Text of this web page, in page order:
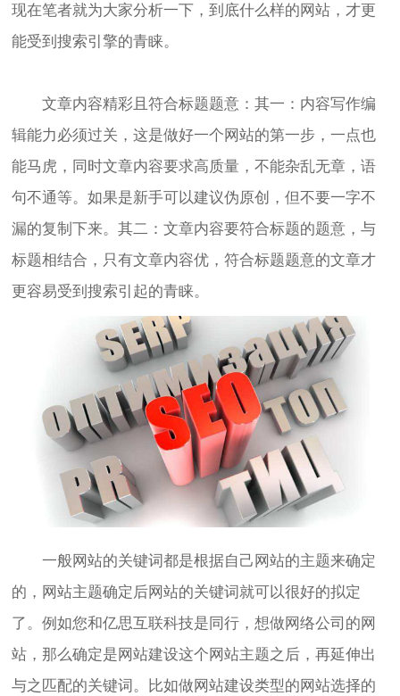
现在笔者就为大家分析一下，到底什么样的网站，才更
能受到搜索引擎的青睐。
文章内容精彩且符合标题题意：其一：内容写作编
辑能力必须过关，这是做好一个网站的第一步，一点也
能马虎，同时文章内容要求高质量，不能杂乱无章，语
句不通等。如果是新手可以建议伪原创，但不要一字不
漏的复制下来。其二：文章内容要符合标题的题意，与
标题相结合，只有文章内容优，符合标题题意的文章才
更容易受到搜索引起的青睐。
一般网站的关键词都是根据自己网站的主题来确定
的，网站主题确定后网站的关键词就可以很好的拟定
了。例如您和亿思互联科技是同行，想做网络公司的网
站，那么确定是网站建设这个网站主题之后，再延伸出
与之匹配的关键词。比如做网站建设类型的网站选择的